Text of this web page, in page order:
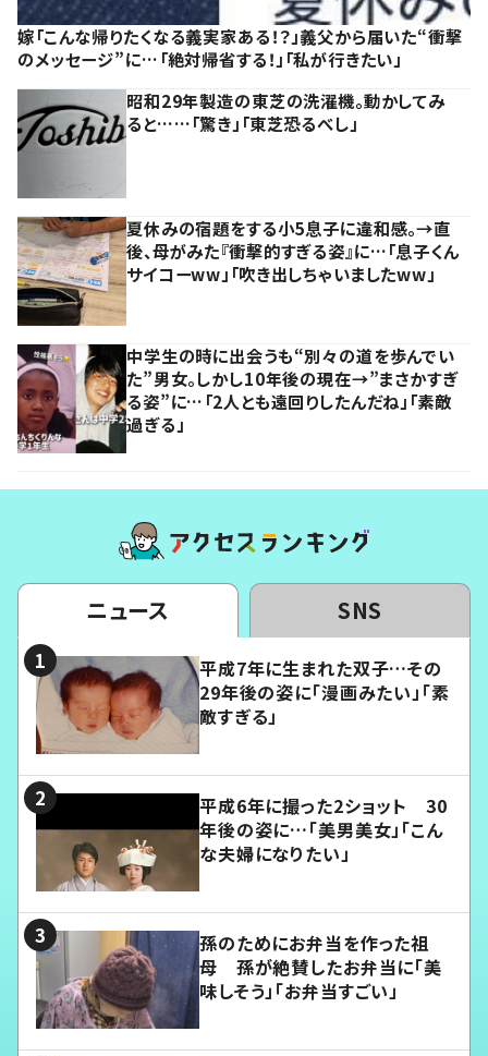
嫁「こんな帰りたくなる義実家ある！？」義父から届いた“衝撃
のメッセージ”に…「絶対帰省する！」「私が行きたい」
昭和29年製造の東芝の洗濯機。動かしてみ
ると……「驚き」「東芝恐るべし」
夏休みの宿題をする小5息子に違和感。→直
後、母がみた『衝撃的すぎる姿』に…「息子くん
サイコーww」「吹き出しちゃいましたww」
中学生の時に出会うも“別々の道を歩んでい
た”男女。しかし10年後の現在→”まさかすぎ
る姿”に…「2人とも遠回りしたんだね」「素敵
過ぎる」
ニュース SNS
平成7年に生まれた双子…その
29年後の姿に「漫画みたい」「素
敵すぎる」
平成6年に撮った2ショット 30
年後の姿に…「美男美女」「こん
な夫婦になりたい」
孫のためにお弁当を作った祖
母 孫が絶賛したお弁当に「美
味しそう」「お弁当すごい」